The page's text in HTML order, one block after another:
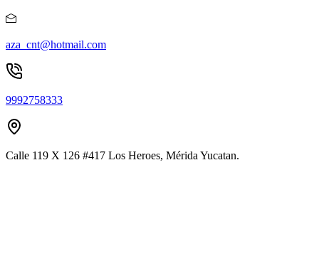
aza_cnt@hotmail.com
9992758333
Calle 119 X 126 #417 Los Heroes, Mérida Yucatan.